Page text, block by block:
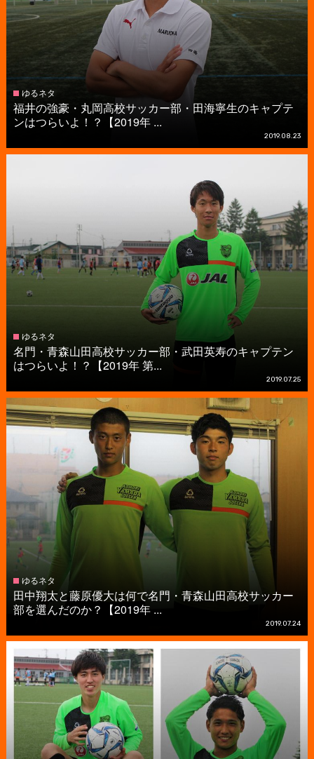
ゆるネタ
福井の強豪・丸岡高校サッカー部・田海寧生のキャプテ
ンはつらいよ！？【2019年 ...
2019.08.23
ゆるネタ
名門・青森山田高校サッカー部・武田英寿のキャプテン
はつらいよ！？【2019年 第...
2019.07.25
ゆるネタ
田中翔太と藤原優大は何で名門・青森山田高校サッカー
部を選んだのか？【2019年 ...
2019.07.24